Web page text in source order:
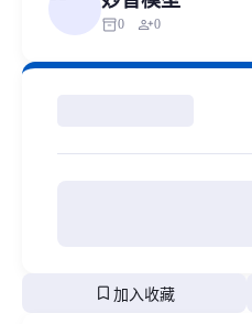
inventory_20 person_add0
bookmark 加入收藏